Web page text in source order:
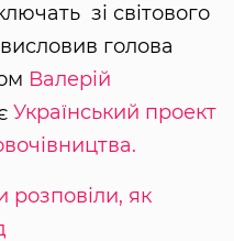
зі світового
голова
Валерій
Український проект
розповіли, як